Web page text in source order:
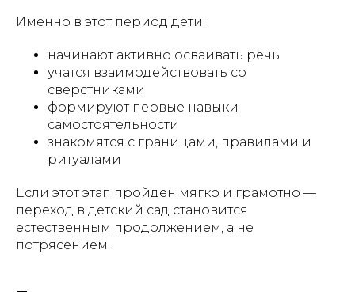
Именно в этот период дети:
начинают активно осваивать речь
учатся взаимодействовать со
сверстниками
формируют первые навыки
самостоятельности
знакомятся с границами, правилами и
ритуалами
Если этот этап пройден мягко и грамотно —
переход в детский сад становится
естественным продолжением, а не
потрясением.